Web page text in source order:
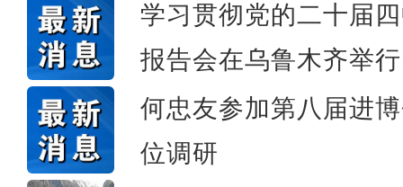
学习贯彻党的二十届
报告会在乌鲁木齐举行
何忠友参加第八届进
位调研
侨乡故事 | “新疆花儿